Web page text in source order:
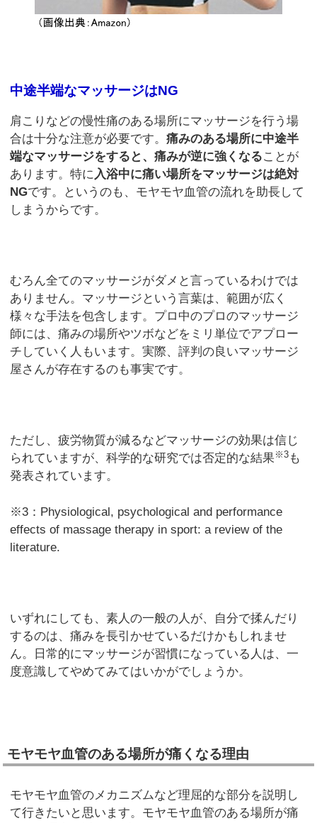
中途半端なマッサージはNG
肩こりなどの慢性痛のある場所にマッサージを行う場
合は十分な注意が必要です。痛みのある場所に中途半
端なマッサージをすると、痛みが逆に強くなることが
あります。特に 入浴中に痛い場所をマッサージは絶対
NGです。というのも、モヤモヤ血管の流れを助長して
しまうからです。
むろん全てのマッサージがダメと言っているわけでは
ありません。マッサージという言葉は、範囲が広く
様々な手法を包含します。プロ中のプロのマッサージ
師には、痛みの場所やツボなどをミリ単位でアプロー
チしていく人もいます。実際、評判の良いマッサージ
屋さんが存在するのも事実です。
ただし、疲労物質が減るなどマッサージの効果は信じ
られていますが、科学的な研究では否定的な結果 ※3 も
発表されています。
※3：Physiological, psychological and performance
effects of massage therapy in sport: a review of the
literature.
いずれにしても、素人の一般の人が、自分で揉んだり
するのは、痛みを長引かせているだけかもしれませ
ん。日常的にマッサージが習慣になっている人は、一
度意識してやめてみてはいかがでしょうか。
モヤモヤ血管のある場所が痛くなる理由
モヤモヤ血管のメカニズムなど理屈的な部分を説明し
て行きたいと思います。モヤモヤ血管のある場所が痛